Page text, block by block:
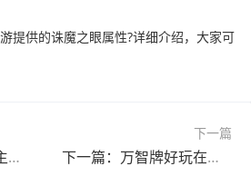
提供的诛魔之眼属性?详细介绍，大家可
上一篇：我欲封天女主角有几个人?(我欲封天女主角有几个人物)
下一篇
下一篇：万智牌好玩在哪?(万智牌好玩吗)